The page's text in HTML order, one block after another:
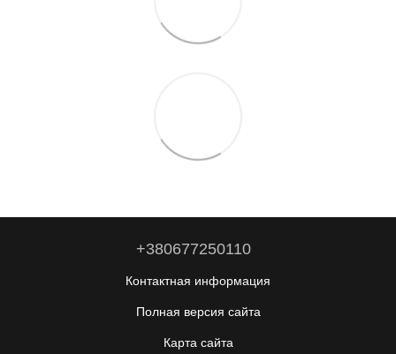
+380677250110
Контактная информация
Полная версия сайта
Карта сайта